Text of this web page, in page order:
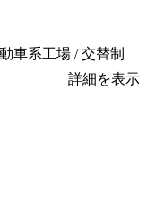
車系工場 / 交替制
詳細を表示